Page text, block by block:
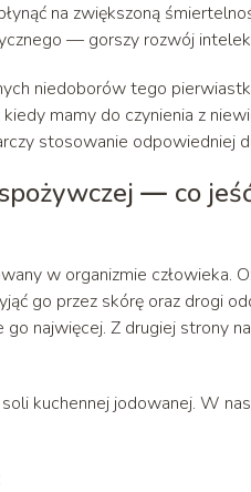
na zwiększoną
— gorszy rozwój
niedoborów tego
kiedy mamy do czynienia z
stosowanie odpowiedniej
— co
w organizmie człowieka.
go przez skórę oraz drogi
najwięcej. Z drugiej strony
kuchennej jodowanej. W